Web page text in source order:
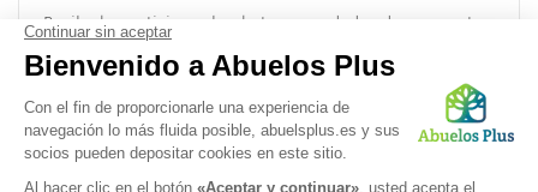
Recibe las noticias sobre la tercera edad cada mes en tu